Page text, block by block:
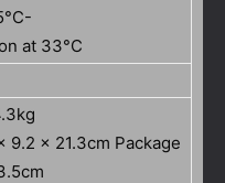
at 33°C
9.2 x 21.3cm Package